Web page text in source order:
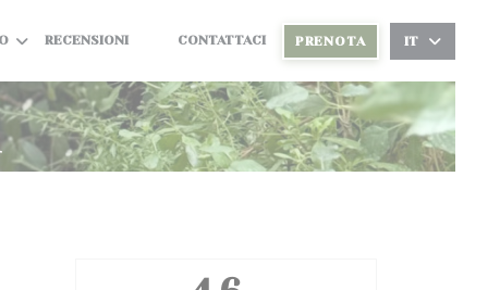
RECENSIONI
((APRE UNA NUOVA FINESTRA))
((APRE UNA NUOVA FINESTRA))
CONTATTACI PRENOTA IT